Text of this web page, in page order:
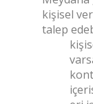
kişisel
talep